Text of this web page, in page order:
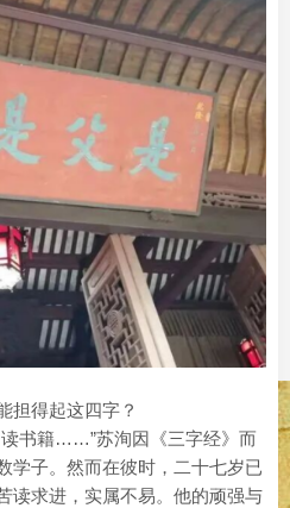
担得起这四字？
书籍……”苏洵因《三字经》而
学子。然而在彼时，二十七岁已
读求进，实属不易。他的顽强与